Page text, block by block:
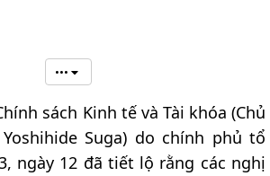
•••
sách Kinh tế và Tài khóa (Chủ
Suga) do chính phủ tổ
ngày 12 đã tiết lộ rằng các nghị